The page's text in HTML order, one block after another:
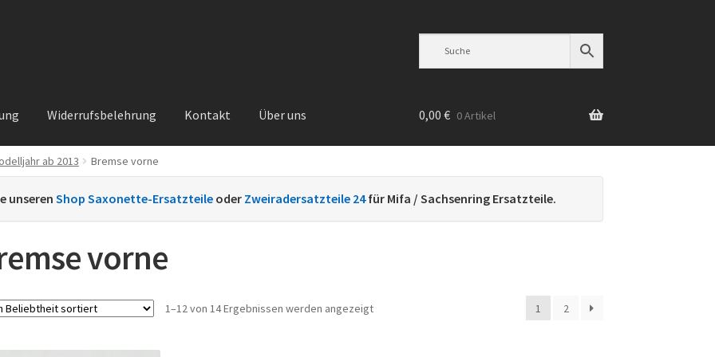
Widerrufsbelehrung Kontakt Über uns
KontaktSachs Ersatzteile Sachsteile
0,00 € 0 Artikel
ab 2013 Bremse vorne
unseren Shop Saxonette-Ersatzteile oder Zweiradersatzteile 24für Mifa / Sachsenring Ersatzteile.
vorne
1–12 von 14 Ergebnissen werden angezeigtNach
1 2